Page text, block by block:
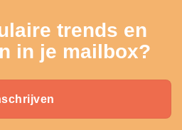
trends en
in je mailbox?